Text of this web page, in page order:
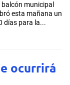
municipal
esta mañana un
días para la...
ocurrirá